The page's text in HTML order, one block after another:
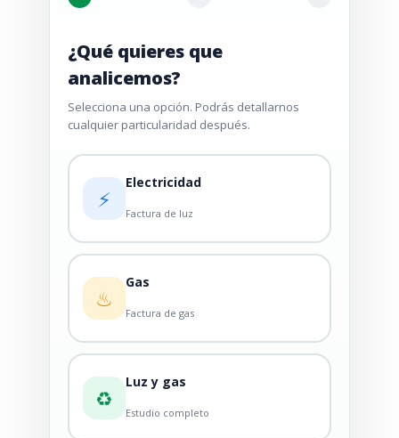
¿Qué quieres que
analicemos?
Selecciona una opción. Podrás detallarnos
cualquier particularidad después.
⚡
Electricidad
Factura de luz
♨
Gas
Factura de gas
♻
Luz y gas
Estudio completo